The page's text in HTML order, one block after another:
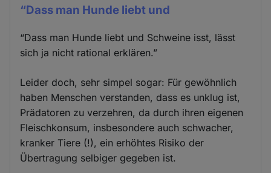
“Dass man Hunde liebt und
“Dass man Hunde liebt und Schweine isst, lässt
sich ja nicht rational erklären.”
Leider doch, sehr simpel sogar: Für gewöhnlich
haben Menschen verstanden, dass es unklug ist,
Prädatoren zu verzehren, da durch ihren eigenen
Fleischkonsum, insbesondere auch schwacher,
kranker Tiere (!), ein erhöhtes Risiko der
Übertragung selbiger gegeben ist.